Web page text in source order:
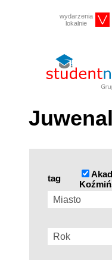
wydarzenia
lokalnie
tag